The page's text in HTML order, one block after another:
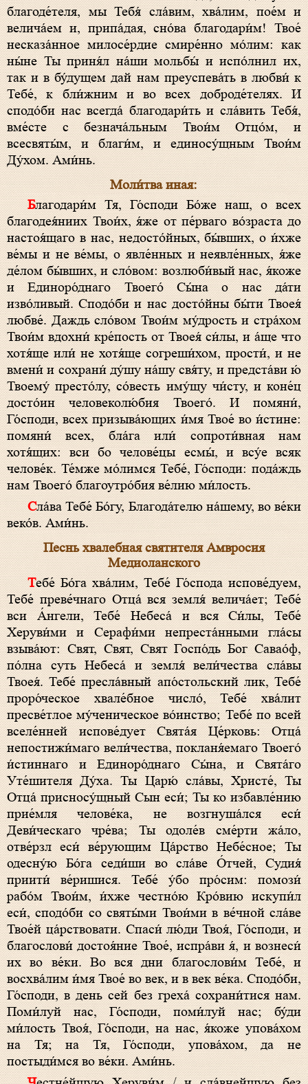
благоде́теля, мы Тебя́ сла́вим, хва́лим, пое́м и
велича́ем и, припа́дая, сно́ва благодари́м! Твое́
несказа́нное милосе́рдие смире́нно мо́лим: как
ны́не Ты приня́л на́ши мольбы́ и испо́лнил их,
так и в бу́дущем дай нам преуспева́ть в любви́ к
Тебе́, к бли́жним и во всех доброде́телях. И
сподо́би нас всегда́ благодари́ть и сла́вить Тебя́,
вме́сте с безнача́льным Твои́м Отцо́м, и
всесвяты́м, и благи́м, и единосу́щным Твои́м
Ду́хом. Ами́нь.
Моли́тва иная:
Благодари́м Тя, Го́споди Бо́же наш, о всех
благодея́ниих Твои́х, я́же от пе́рваго во́зраста до
настоя́щаго в нас, недосто́йных, бы́вших, о и́хже
ве́мы и не ве́мы, о явле́нных и неявле́нных, я́же
де́лом бы́вших, и сло́вом: возлюби́вый нас, я́коже
и Единоро́днаго Твоего́ Сы́на о нас да́ти
изво́ливый. Сподо́би и нас досто́йны бы́ти Твоея́
любве́. Даждь сло́вом Твои́м му́дрость и стра́хом
Твои́м вдохни́ кре́пость от Твоея́ си́лы, и а́ще что
хотя́ще или́ не хотя́ще согреши́хом, прости́, и не
вмени́ и сохрани́ ду́шу на́шу свя́ту, и предста́ви ю́
Твоему́ престо́лу, со́весть иму́щу чи́сту, и коне́ц
досто́ин человеколю́бия Твоего́. И помяни́,
Го́споди, всех призыва́ющих и́мя Твое́ во и́стине:
помяни́ всех, бла́га или́ сопроти́вная нам
хотя́щих: вси бо челове́цы есмы́, и всу́е всяк
челове́к. Те́мже мо́лимся Тебе́, Го́споди: пода́ждь
нам Твоего́ благоутро́бия ве́лию ми́лость.
Сла́ва Тебе́ Бо́гу, Благода́телю на́шему, во ве́ки
веко́в. Ами́нь.
Песнь хвалебная святителя Амвросия
Медиоланского
Тебе́ Бо́га хва́лим, Тебе́ Го́спода испове́дуем,
Тебе́ преве́чнаго Отца́ вся земля́ велича́ет; Тебе́
вси А́нгели, Тебе́ Небеса́ и вся Си́лы, Тебе́
Херуви́ми и Серафи́ми непреста́нными гла́сы
взыва́ют: Свят, Свят, Свят Госпо́дь Бог Савао́ф,
по́лна суть Небеса́ и земля́ вели́чества сла́вы
Твоея́. Тебе́ пресла́вный апо́стольский лик, Тебе́
проро́ческое хвале́бное число́, Тебе́ хва́лит
пресве́тлое му́ченическое во́инство; Тебе́ по всей
вселе́нней испове́дует Свята́я Це́рковь: Отца́
непостижи́маго вели́чества, покланя́емаго Твоего́
и́стиннаго и Единоро́днаго Сы́на, и Свята́го
Уте́шителя Ду́ха. Ты Царю́ сла́вы, Христе́, Ты
Отца́ присносу́щный Сын еси́; Ты ко избавле́нию
прие́мля челове́ка, не возгнуша́лся еси́
Деви́ческаго чре́ва; Ты одоле́в сме́рти жа́ло,
отве́рзл еси́ ве́рующим Ца́рство Небе́сное; Ты
одесну́ю Бо́га седи́ши во сла́ве О́тчей, Судия́
приити́ ве́ришися. Тебе́ у́бо про́сим: помози́
рабо́м Твои́м, и́хже честно́ю Кро́вию искупи́л
еси́, сподо́би со святы́ми Твои́ми в ве́чной сла́ве
Твое́й ца́рствовати. Спаси́ лю́ди Твоя́, Го́споди, и
благослови́ достоя́ние Твое́, испра́ви я́, и вознеси́
их во ве́ки. Во вся дни благослови́м Тебе́, и
восхва́лим и́мя Твое́ во век, и в век ве́ка. Сподо́би,
Го́споди, в день сей без греха́ сохрани́тися нам.
Поми́луй нас, Го́споди, поми́луй нас; бу́ди
ми́лость Твоя́, Го́споди, на нас, я́коже упова́хом
на Тя; на Тя, Го́споди, упова́хом, да не
постыди́мся во ве́ки. Ами́нь.